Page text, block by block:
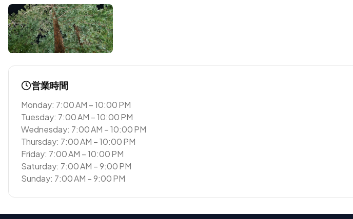
営業時間
Monday: 7:00 AM – 10:00 PM
Tuesday: 7:00 AM – 10:00 PM
Wednesday: 7:00 AM – 10:00 PM
Thursday: 7:00 AM – 10:00 PM
Friday: 7:00 AM – 10:00 PM
Saturday: 7:00 AM – 9:00 PM
Sunday: 7:00 AM – 9:00 PM